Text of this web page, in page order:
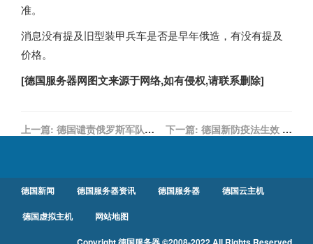
准。
消息没有提及旧型装甲兵车是否是早年俄造，有没有提及
价格。
[德国服务器网图文来源于网络,如有侵权,请联系删除]
上一篇: 德国谴责俄罗斯军队在
下一篇: 德国新防疫法生效 购
德国新闻 德国服务器资讯 德国服务器 德国云主机
德国虚拟主机 网站地图